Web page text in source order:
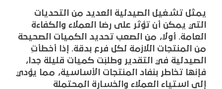
يمثل تشغيل الصيدلية العديد من التحديات
التي يمكن أن تؤثر على رضا العملاء والكفاءة
العامة. أولا، من الصعب تحديد الكميات الصحيحة
من المنتجات اللازمة لكل فرع بدقة. إذا أخطأتِ
الصيدلية في التقدير وطلبَت كميات قليلة جدا،
فإنها تخاطر بنفاد المنتجات الأساسية، مما يؤدي
إلى استياء العملاء والخسارة المحتملة